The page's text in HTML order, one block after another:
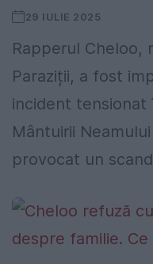
29 IULIE 2025
Rapperul Cheloo,
Paraziții, a fost
incident tensionat
Mântuirii
provocat un